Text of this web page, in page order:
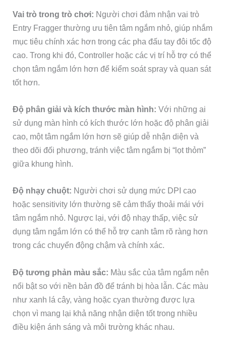
Vai trò trong trò chơi: Người chơi đảm nhận vai trò
Entry Fragger thường ưu tiên tâm ngắm nhỏ, giúp nhắm
mục tiêu chính xác hơn trong các pha đấu tay đôi tốc độ
cao. Trong khi đó, Controller hoặc các vị trí hỗ trợ có thể
chọn tâm ngắm lớn hơn để kiểm soát spray và quan sát
tốt hơn.
Độ phân giải và kích thước màn hình: Với những ai
sử dụng màn hình có kích thước lớn hoặc độ phân giải
cao, một tâm ngắm lớn hơn sẽ giúp dễ nhận diện và
theo dõi đối phương, tránh việc tâm ngắm bị “lọt thỏm”
giữa khung hình.
Độ nhạy chuột: Người chơi sử dụng mức DPI cao
hoặc sensitivity lớn thường sẽ cảm thấy thoải mái với
tâm ngắm nhỏ. Ngược lại, với độ nhạy thấp, việc sử
dụng tâm ngắm lớn có thể hỗ trợ canh tâm rõ ràng hơn
trong các chuyển động chậm và chính xác.
Độ tương phản màu sắc: Màu sắc của tâm ngắm nên
nổi bật so với nền bản đồ để tránh bị hòa lẫn. Các màu
như xanh lá cây, vàng hoặc cyan thường được lựa
chọn vì mang lại khả năng nhận diện tốt trong nhiều
điều kiện ánh sáng và môi trường khác nhau.